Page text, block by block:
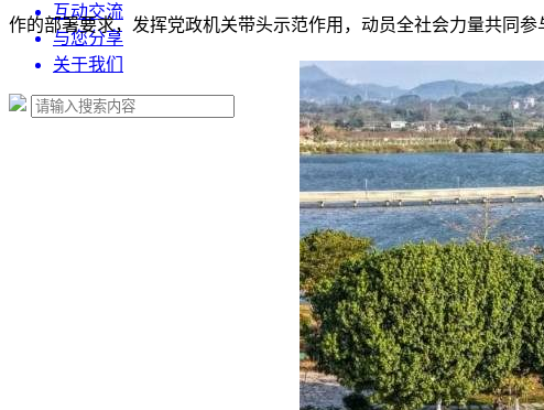
互动交流
与您分享
关于我们
作的部署要求，发挥党政机关带头示范作用，动员全社会力量共同参